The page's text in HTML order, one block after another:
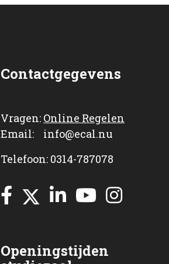
Contactgegevens
Vragen: Online Regelen
Email: info@ecal.nu
Telefoon: 0314-787078
Openingstijden